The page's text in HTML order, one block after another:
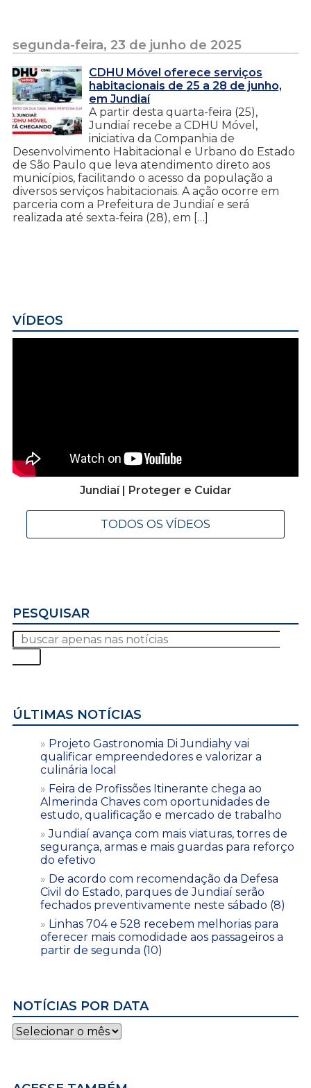
segunda-feira, 23 de junho de 2025
CDHU Móvel oferece serviços
habitacionais de 25 a 28 de junho,
em Jundiaí
A partir desta quarta-feira (25),
Jundiaí recebe a CDHU Móvel,
iniciativa da Companhia de
Desenvolvimento Habitacional e Urbano do Estado
de São Paulo que leva atendimento direto aos
municípios, facilitando o acesso da população a
diversos serviços habitacionais. A ação ocorre em
parceria com a Prefeitura de Jundiaí e será
realizada até sexta-feira (28), em […]
VÍDEOS
Jundiaí | Proteger e Cuidar
TODOS OS VÍDEOS
PESQUISAR
ÚLTIMAS NOTÍCIAS
Projeto Gastronomia Di Jundiahy vai
qualificar empreendedores e valorizar a
culinária local
Feira de Profissões Itinerante chega ao
Almerinda Chaves com oportunidades de
estudo, qualificação e mercado de trabalho
Jundiaí avança com mais viaturas, torres de
segurança, armas e mais guardas para reforço
do efetivo
De acordo com recomendação da Defesa
Civil do Estado, parques de Jundiaí serão
fechados preventivamente neste sábado (8)
Linhas 704 e 528 recebem melhorias para
oferecer mais comodidade aos passageiros a
partir de segunda (10)
NOTÍCIAS POR DATA
Notícias
por